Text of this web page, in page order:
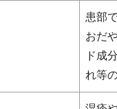
患部
おだ
ド成
れ等